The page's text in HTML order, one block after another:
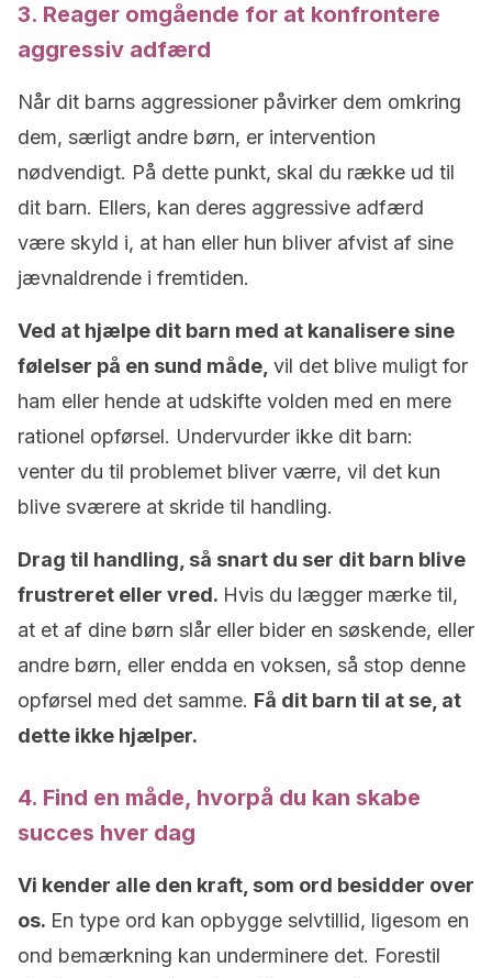
3. Reager omgående for at konfrontere
aggressiv adfærd
Når dit barns aggressioner påvirker dem omkring
dem, særligt andre børn, er intervention
nødvendigt. På dette punkt, skal du række ud til
dit barn. Ellers, kan deres aggressive adfærd
være skyld i, at han eller hun bliver afvist af sine
jævnaldrende i fremtiden.
Ved at hjælpe dit barn med at kanalisere sine
følelser på en sund måde, vil det blive muligt for
ham eller hende at udskifte volden med en mere
rationel opførsel. Undervurder ikke dit barn:
venter du til problemet bliver værre, vil det kun
blive sværere at skride til handling.
Drag til handling, så snart du ser dit barn blive
frustreret eller vred. Hvis du lægger mærke til,
at et af dine børn slår eller bider en søskende, eller
andre børn, eller endda en voksen, så stop denne
opførsel med det samme. Få dit barn til at se, at
dette ikke hjælper.
4. Find en måde, hvorpå du kan skabe
succes hver dag
Vi kender alle den kraft, som ord besidder over
os. En type ord kan opbygge selvtillid, ligesom en
ond bemærkning kan underminere det. Forestil